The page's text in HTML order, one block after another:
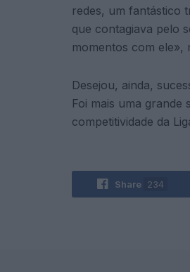
redes, um fantástico
que contagiava pelo
momentos com ele»,
Desejou, ainda,
Foi mais uma
competitividade da
Share 234